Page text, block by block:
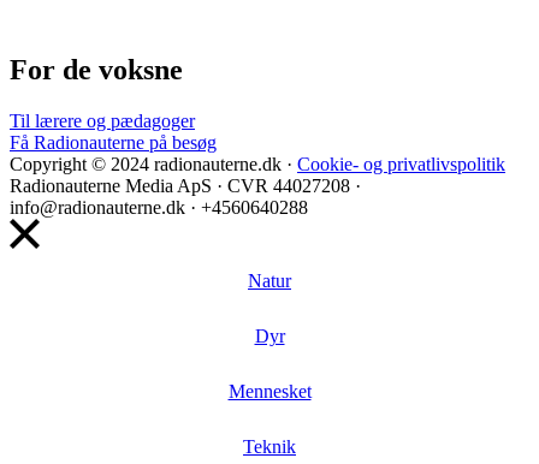
For de voksne
Til lærere og pædagoger
Få Radionauterne på besøg
Copyright © 2024 radionauterne.dk · Cookie- og privatlivspolitik
Radionauterne Media ApS · CVR 44027208 ·
info@radionauterne.dk · +4560640288
Natur
Dyr
Mennesket
Teknik